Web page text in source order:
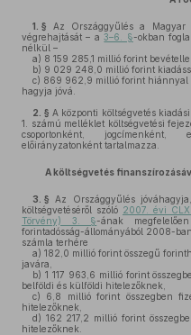
1. § Az Országgyűlés a Magyar
végrehajtását – a3–6. §-okban
nélkül –
a) 8 159 285,1 millió forint bevétellel,
b) 9 029 248,0 millió forint
c) 869 962,9 millió forint hiánnyal
hagyja jóvá.
2. § A központi költségvetés
1. számú melléklet költségvetési
csoportonként, jogcímenként,
előirányzatonként tartalmazza.
A költségvetés
3. § Az Országgyűlés
költségvetéséről szóló 2007. évi
Törvény) 3. §-ának
forintadósság-állományából 2008-
számla terhére
a) 182,0 millió forint összegű
javára,
b) 1 117 963,6 millió forint
belföldi és külföldi hitelezőknek,
c) 6,8 millió forint összegben
hitelezőknek,
d) 162 217,2 millió forint
hitelezőknek.